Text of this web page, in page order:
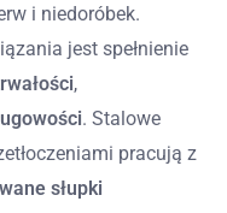
i niedoróbek.
jest spełnienie
,
. Stalowe
pracują z
słupki